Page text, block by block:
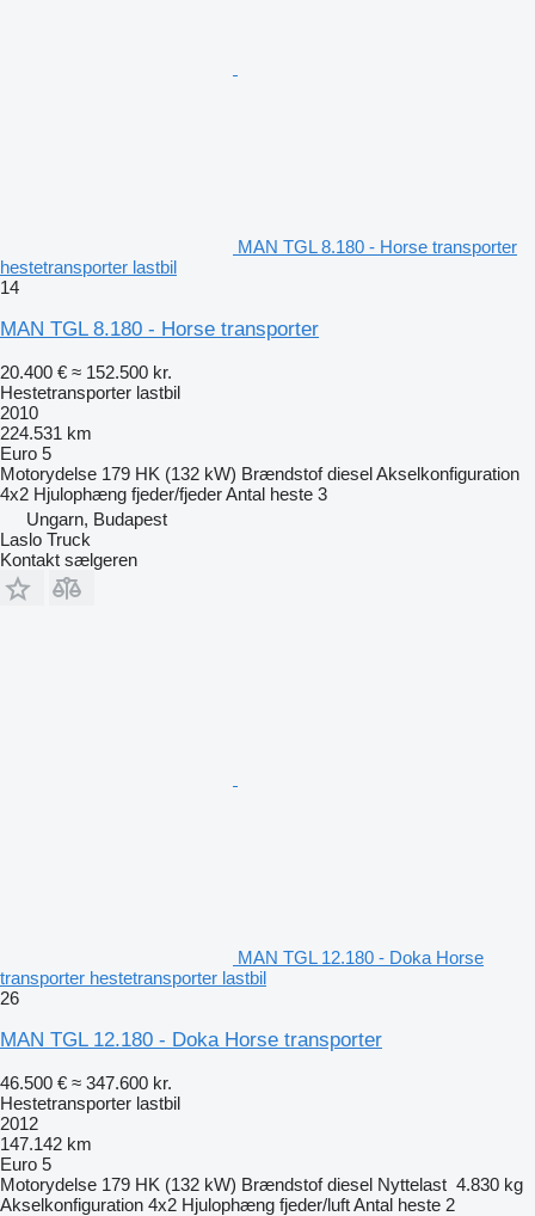
MAN TGL 8.180 - Horse transporter
hestetransporter lastbil
14
MAN TGL 8.180 - Horse transporter
20.400 € ≈ 152.500 kr.
Hestetransporter lastbil
2010
224.531 km
Euro 5
Motorydelse 179 HK (132 kW) Brændstof dieselAkselkonfiguration
4x2 Hjulophæng fjeder/fjederAntal heste 3
Ungarn, Budapest
Laslo Truck
Kontakt sælgeren
MAN TGL 12.180 - Doka Horse
transporter hestetransporter lastbil
26
MAN TGL 12.180 - Doka Horse transporter
46.500 € ≈ 347.600 kr.
Hestetransporter lastbil
2012
147.142 km
Euro 5
Motorydelse 179 HK (132 kW) Brændstof diesel Nyttelast 4.830 kg
Akselkonfiguration 4x2 Hjulophæng fjeder/luftAntal heste 2